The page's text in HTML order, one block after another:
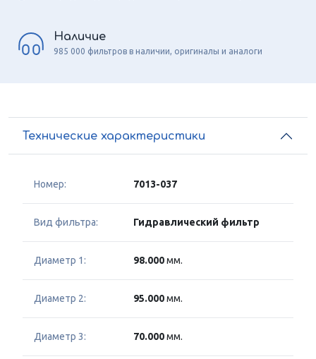
Наличие
985 000 фильтров в наличии, оригиналы и аналоги
Технические характеристики
Номер: 7013-037
Вид фильтра: Гидравлический фильтр
Диаметр 1: 98.000мм.
Диаметр 2: 95.000мм.
Диаметр 3: 70.000мм.